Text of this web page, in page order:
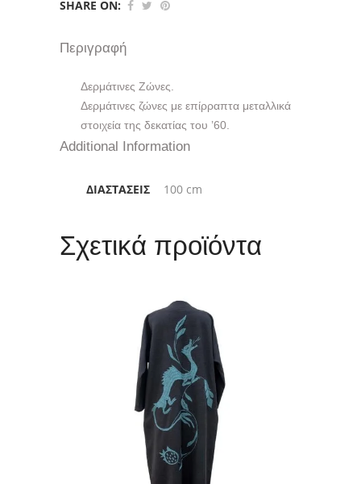
SHARE ON:
Περιγραφή
Δερμάτινες Ζώνες.
Δερμάτινες ζώνες με επίρραπτα μεταλλικά
στοιχεία της δεκατίας του ’60.
Additional Information
ΔΙΑΣΤΆΣΕΙΣ 100 cm
Σχετικά προϊόντα